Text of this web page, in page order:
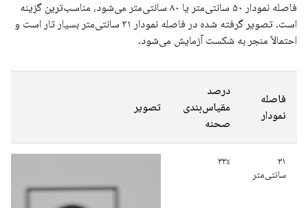
فاصله نمودار ۵۰ سانتی‌متر یا ۸۰ سانتی‌متر می‌شود، مناسب‌ترین گزینه
است. تصویر گرفته شده در فاصله نمودار ۳۱ سانتی‌متر بسیار تار است و
احتمالاً منجر به شکست آزمایش می‌شود.
فاصله
نمودار
درصد
مقیاس‌بندی
صحنه
تصویر
۳۱
سانتی‌متر
۳۳٪